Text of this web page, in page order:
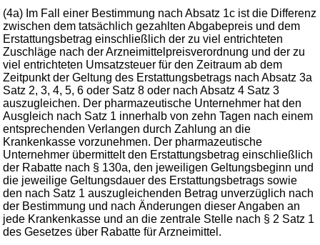
(4a) Im Fall einer Bestimmung nach Absatz 1c ist die Differenz
zwischen dem tatsächlich gezahlten Abgabepreis und dem
Erstattungsbetrag einschließlich der zu viel entrichteten
Zuschläge nach der Arzneimittelpreisverordnung und der zu
viel entrichteten Umsatzsteuer für den Zeitraum ab dem
Zeitpunkt der Geltung des Erstattungsbetrags nach Absatz 3a
Satz 2, 3, 4, 5, 6 oder Satz 8 oder nach Absatz 4 Satz 3
auszugleichen. Der pharmazeutische Unternehmer hat den
Ausgleich nach Satz 1 innerhalb von zehn Tagen nach einem
entsprechenden Verlangen durch Zahlung an die
Krankenkasse vorzunehmen. Der pharmazeutische
Unternehmer übermittelt den Erstattungsbetrag einschließlich
der Rabatte nach § 130a, den jeweiligen Geltungsbeginn und
die jeweilige Geltungsdauer des Erstattungsbetrags sowie
den nach Satz 1 auszugleichenden Betrag unverzüglich nach
der Bestimmung und nach Änderungen dieser Angaben an
jede Krankenkasse und an die zentrale Stelle nach § 2 Satz 1
des Gesetzes über Rabatte für Arzneimittel.